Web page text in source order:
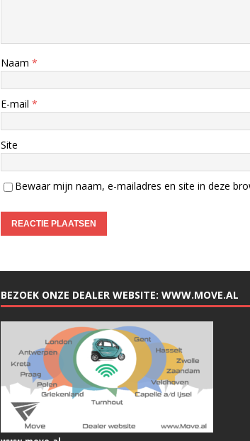
Naam *
E-mail *
Site
Bewaar mijn naam, e-mailadres en site in deze
BEZOEK ONZE DEALER WEBSITE: WWW.MOVE.AL